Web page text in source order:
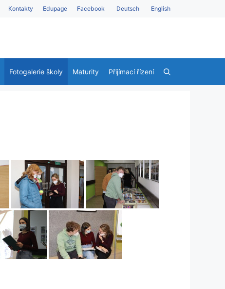
Kontakty Edupage Facebook Deutsch English
Fotogalerie školy Maturity Přijímací řízení